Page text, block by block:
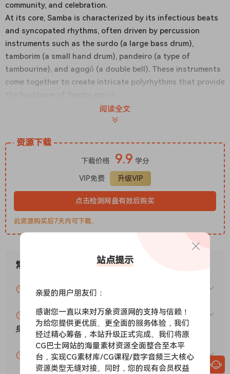
community, and celebration.
At its core, Samba is characterized by its infectious beats
and syncopated rhythms, often driven by percussion
instruments such as the surdo (a large bass drum),
tamborim (a small hand drum), pandeiro (a type of
tambourine), and agogô (a double bell). These instruments
come together to create intricate polyrhythms that provide
Dive into the pulsating rhythms of Brazil with our “Samba!”
pack, a vibrant celebration of percussive mastery and
percussion master Joca Perpignan, this collection
showcases the infectious energy of Samba music, infused
with the soulful melodies of Saleet Lahav’s flutes and the
rhythmic drive of Daniel Ring’s Cavaquinho strings.
Immerse yourself in the authentic sounds of Rio’s Carnival
with live field recordings, capturing the essence of this
dynamic musical tradition.
350 Samples
阅读全文
资源下载
下载价格 9.9 学分
VIP免费 升级VIP
点击检测网盘有效后购买
此资源购买后7天内可下载。
常见问题
VIP资源或免费资源能否做为商业用途？
赞助包月VIP（或包年VIP）后能升级包年（或终
身VIP）吗？
为什么付款了未开通VIP会员？
站点提示
亲爱的用户朋友们：
感谢您一直以来对万象资源网的支持与信赖！
为给您提供更优质、更全面的服务体验，我们
经过精心筹备，本站升级正式完成。我们将原
CG巴士网站的海量素材资源全面整合至本平
台，实现CG素材库/CG课程/数字音频三大核心
资源类型无缝对接。同时，您的现有会员权益